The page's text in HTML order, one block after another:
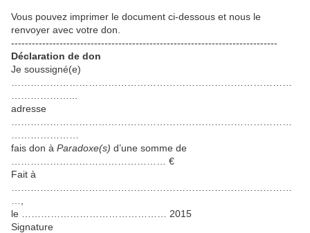
Vous pouvez imprimer le document ci-dessous et nous le
renvoyer avec votre don.
-----------------------------------------------------------------------------
Déclaration de don
Je soussigné(e)
adresse
fais don à Paradoxe(s) d’une somme de
………………………………………… €
Fait à
le ……………………………………… 2015
Signature